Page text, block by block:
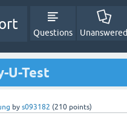
Questions Unanswered
U-Test
by s093182 (210 points)